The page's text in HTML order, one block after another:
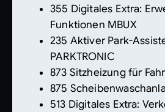
355 Digitales Extra:
Funktionen MBUX
235 Aktiver Park-
PARKTRONIC
873 Sitzheizung für
875
513 Digitales Extra: